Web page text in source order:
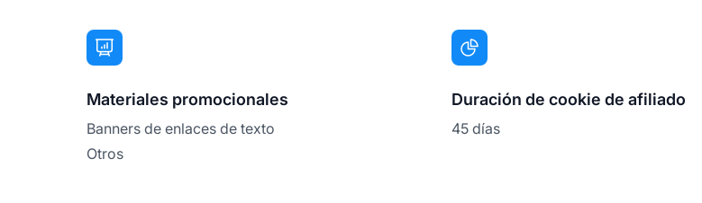
Materiales promocionales
Banners de enlaces de texto
Otros
Duración de cookie de afiliado
45 días